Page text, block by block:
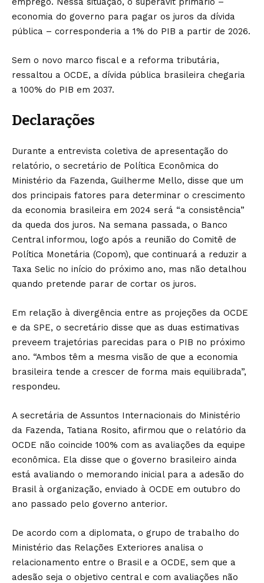
economia do governo para pagar os juros da dívida
pública – corresponderia a 1% do PIB a partir de 2026.
Sem o novo marco fiscal e a reforma tributária,
ressaltou a OCDE, a dívida pública brasileira chegaria
a 100% do PIB em 2037.
Declarações
Durante a entrevista coletiva de apresentação do
relatório, o secretário de Política Econômica do
Ministério da Fazenda, Guilherme Mello, disse que um
dos principais fatores para determinar o crescimento
da economia brasileira em 2024 será “a consistência”
da queda dos juros. Na semana passada, o Banco
Central informou, logo após a reunião do Comitê de
Política Monetária (Copom), que continuará a reduzir a
Taxa Selic no início do próximo ano, mas não detalhou
quando pretende parar de cortar os juros.
Em relação à divergência entre as projeções da OCDE
e da SPE, o secretário disse que as duas estimativas
preveem trajetórias parecidas para o PIB no próximo
ano. “Ambos têm a mesma visão de que a economia
brasileira tende a crescer de forma mais equilibrada”,
respondeu.
A secretária de Assuntos Internacionais do Ministério
da Fazenda, Tatiana Rosito, afirmou que o relatório da
OCDE não coincide 100% com as avaliações da equipe
econômica. Ela disse que o governo brasileiro ainda
está avaliando o memorando inicial para a adesão do
Brasil à organização, enviado à OCDE em outubro do
ano passado pelo governo anterior.
De acordo com a diplomata, o grupo de trabalho do
Ministério das Relações Exteriores analisa o
relacionamento entre o Brasil e a OCDE, sem que a
adesão seja o objetivo central e com avaliações não